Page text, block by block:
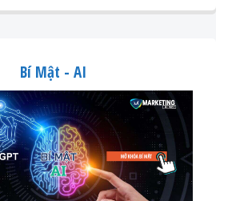
Bí Mật - AI